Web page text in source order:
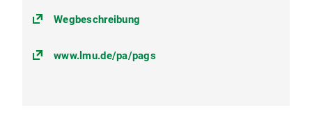
Wegbeschreibung
www.lmu.de/pa/pags